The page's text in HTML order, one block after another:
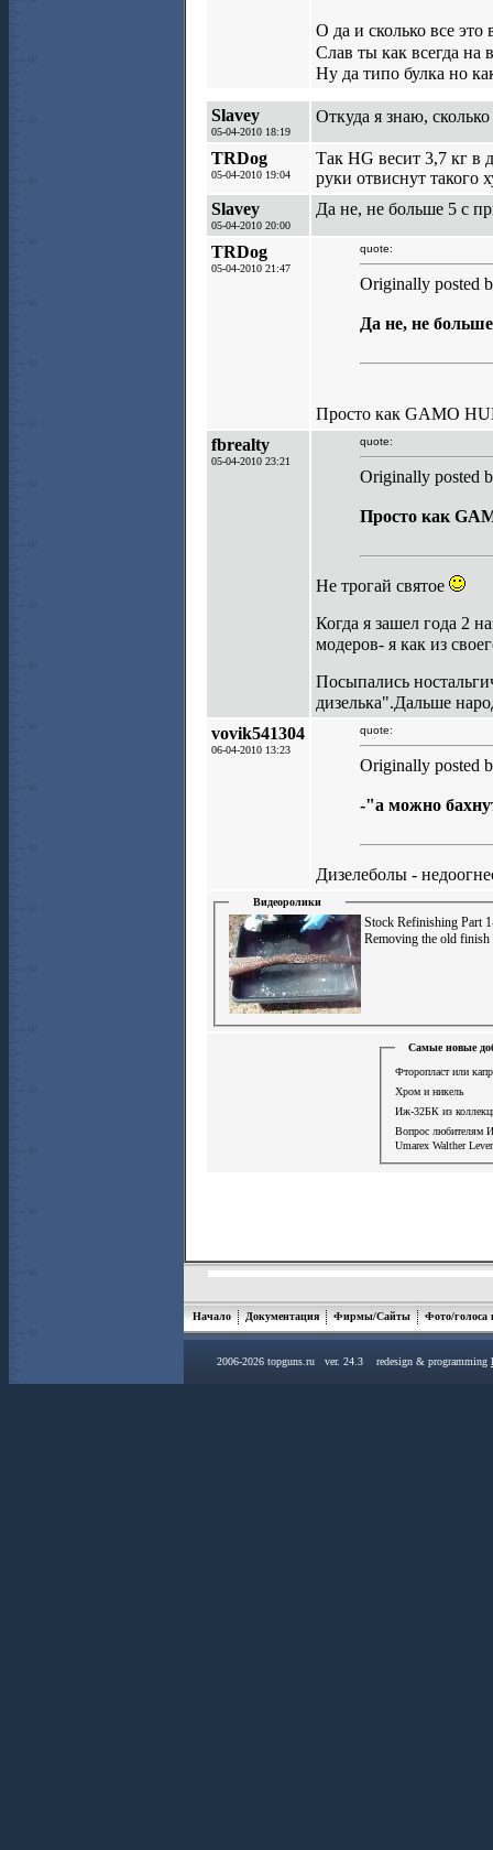
О да и сколько все это
Слав ты как всегда на
Ну да типо булка но
Slavey
05-04-2010 18:19
Откуда я знаю,
TRDog
05-04-2010 19:04
Так HG весит 3,7 кг в
руки отвиснут такого
Slavey
05-04-2010 20:00
Да не, не больше 5 с
TRDog
05-04-2010 21:47
quote:
Originally posted
Да не, не
Просто как GAMO
fbrealty
05-04-2010 23:21
quote:
Originally posted
Просто как
Не трогай святое
Когда я зашел года 2
модеров- я как из
Посыпались
дизелька".Дальше
vovik541304
06-04-2010 13:23
quote:
Originally posted
-"а можно
Дизелеболы -
Видеоролики
Stock Refinishing Part
Removing the old finish
Самые новые
Фторопласт или
Хром и никель
Иж-32БК из
Вопрос
Umarex Walther
Начало Документация Фирмы/Сайты Фото/голоса
2006-2026 topguns.ru ver. 24.3 redesign & programming